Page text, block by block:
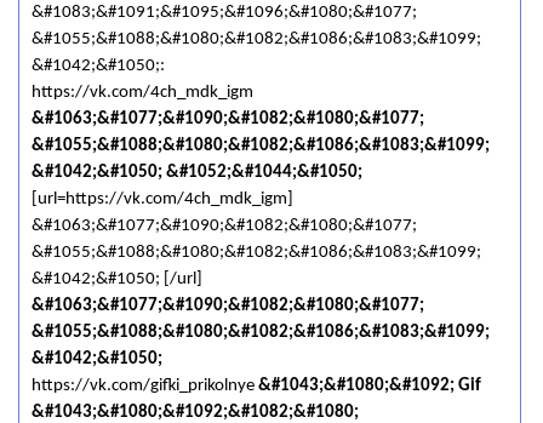
&#1083;&#1091;&#1095;&#1096;&#1080;&#1077;
&#1055;&#1088;&#1080;&#1082;&#1086;&#1083;&#1099;
&#1042;&#1050;:
https://vk.com/4ch_mdk_igm
&#1063;&#1077;&#1090;&#1082;&#1080;&#1077;
&#1055;&#1088;&#1080;&#1082;&#1086;&#1083;&#1099;
&#1042;&#1050; &#1052;&#1044;&#1050;
[url=https://vk.com/4ch_mdk_igm]
&#1063;&#1077;&#1090;&#1082;&#1080;&#1077;
&#1055;&#1088;&#1080;&#1082;&#1086;&#1083;&#1099;
&#1042;&#1050; [/url]
&#1063;&#1077;&#1090;&#1082;&#1080;&#1077;
&#1055;&#1088;&#1080;&#1082;&#1086;&#1083;&#1099;
&#1042;&#1050;
https://vk.com/gifki_prikolnye &#1043;&#1080;&#1092; Gif
&#1043;&#1080;&#1092;&#1082;&#1080;